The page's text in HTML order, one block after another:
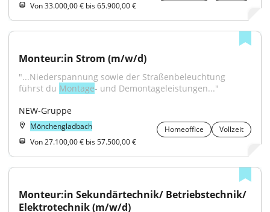
Von 33.000,00 € bis 65.900,00 €
Monteur:in Strom (m/w/d)
"...Niederspannung sowie der Straßenbeleuchtung
führst du Montage- und Demontageleistungen..."
NEW-Gruppe
Mönchengladbach Homeoffice
Vollzeit
Von 27.100,00 € bis 57.500,00 €
Monteur:in Sekundärtechnik/ Betriebstechnik/
Elektrotechnik (m/w/d)